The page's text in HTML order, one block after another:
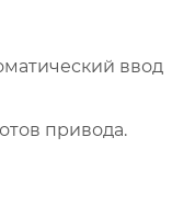
ввод
привода.